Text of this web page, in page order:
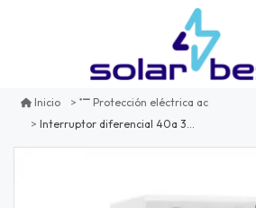
Inicio
Protección eléctrica ac
Interruptor diferencial 40a 30ma tipo ac